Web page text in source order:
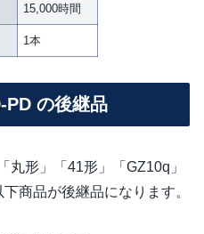
15,000時間
1本
PD の後継品
丸形」「41形」「GZ10q」
商品が後継品になります。